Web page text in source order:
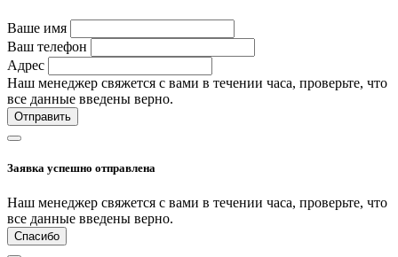
Ваше имя
Ваш телефон
Адрес
Наш менеджер свяжется с вами в течении часа, проверьте, что
все данные введены верно.
Отправить
Заявка успешно отправлена
Наш менеджер свяжется с вами в течении часа, проверьте, что
все данные введены верно.
Спасибо